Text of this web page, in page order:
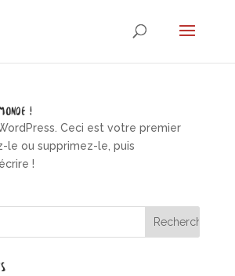
!
Ceci est votre premier
le ou supprimez-le, puis
!